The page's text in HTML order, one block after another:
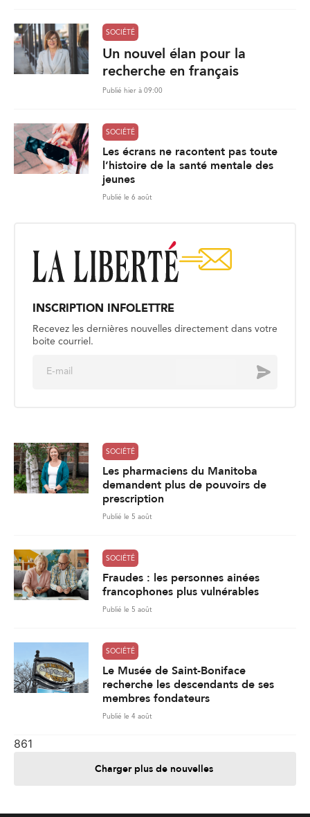
SOCIÉTÉ
Un nouvel élan pour la
recherche en français
Publié hier à 09:00
SOCIÉTÉ
Les écrans ne racontent pas toute
l’histoire de la santé mentale des
jeunes
Publié le 6 août
INSCRIPTION INFOLETTRE
Recevez les dernières nouvelles directement dans votre
boite courriel.
Envoyer
SOCIÉTÉ
Les pharmaciens du Manitoba
demandent plus de pouvoirs de
prescription
Publié le 5 août
SOCIÉTÉ
Fraudes : les personnes ainées
francophones plus vulnérables
Publié le 5 août
SOCIÉTÉ
Le Musée de Saint-Boniface
recherche les descendants de ses
membres fondateurs
Publié le 4 août
861
Charger plus de nouvelles